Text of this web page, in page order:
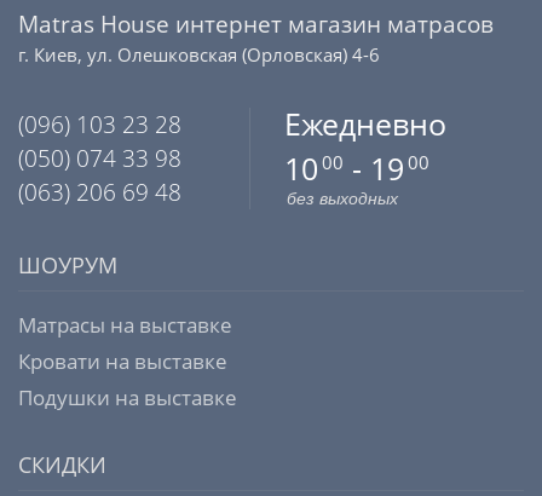
Matras House интернет магазин матрасов
г. Киев, ул. Олешковская (Орловская) 4-6
(096) 103 23 28
(050) 074 33 98
(063) 206 69 48
Ежедневно
10 00 - 19 00
без выходных
ШОУРУМ
Матрасы на выставке
Кровати на выставке
Подушки на выставке
СКИДКИ